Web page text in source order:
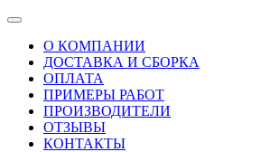
О КОМПАНИИ
ДОСТАВКА И СБОРКА
ОПЛАТА
ПРИМЕРЫ РАБОТ
ПРОИЗВОДИТЕЛИ
ОТЗЫВЫ
КОНТАКТЫ